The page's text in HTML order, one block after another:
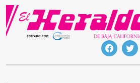
Skip
content